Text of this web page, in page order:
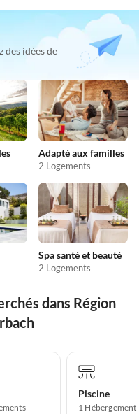
des idées de
Adapté aux familles
2 Logements
Spa santé et beauté
2 Logements
dans Région
Piscine
1 Hébergement